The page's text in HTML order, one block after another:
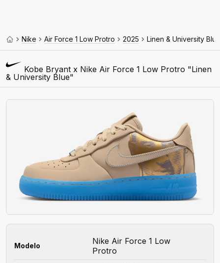
Nike Air Force 1 Low Protro 2025 Linen & University Blue
Kobe Bryant x Nike Air Force 1 Low Protro "Linen
& University Blue"
Modelo
Nike Air Force 1 Low
Protro